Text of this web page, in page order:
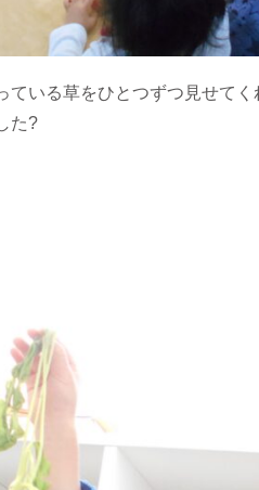
ている草をひとつずつ見せてく
た?